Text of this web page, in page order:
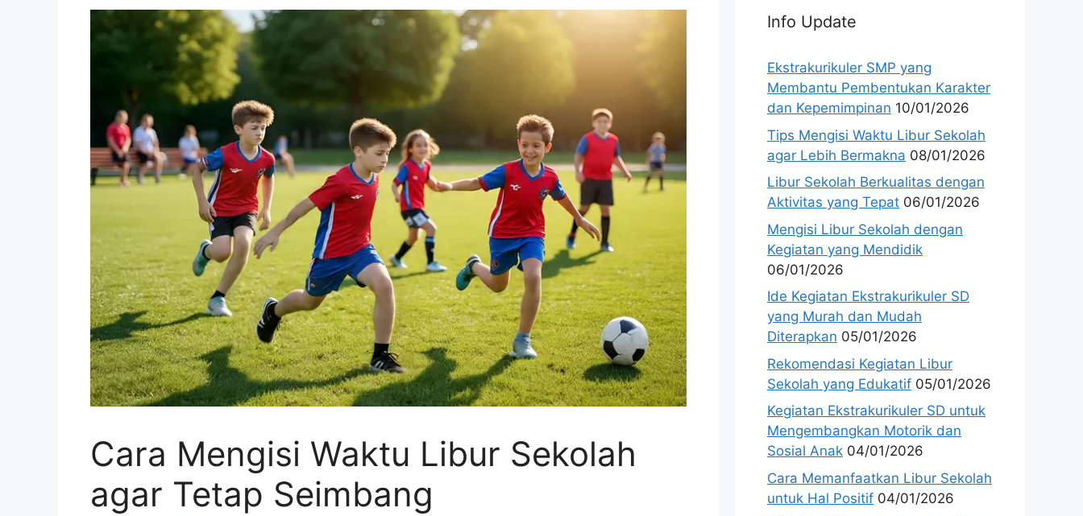
Cara Mengisi Waktu Libur Sekolah
agar Tetap Seimbang
Info Update
Ekstrakurikuler SMP yang
Membantu Pembentukan Karakter
dan Kepemimpinan 10/01/2026
Tips Mengisi Waktu Libur Sekolah
agar Lebih Bermakna 08/01/2026
Libur Sekolah Berkualitas dengan
Aktivitas yang Tepat 06/01/2026
Mengisi Libur Sekolah dengan
Kegiatan yang Mendidik
06/01/2026
Ide Kegiatan Ekstrakurikuler SD
yang Murah dan Mudah
Diterapkan 05/01/2026
Rekomendasi Kegiatan Libur
Sekolah yang Edukatif 05/01/2026
Kegiatan Ekstrakurikuler SD untuk
Mengembangkan Motorik dan
Sosial Anak 04/01/2026
Cara Memanfaatkan Libur Sekolah
untuk Hal Positif 04/01/2026